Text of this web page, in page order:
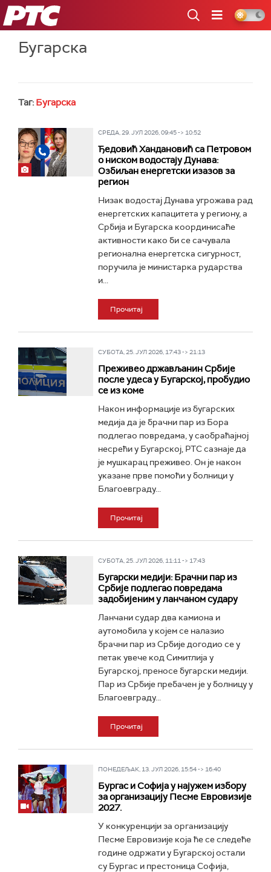
РТС
Бугарска
Таг: Бугарска
СРЕДА, 29. ЈУЛ 2026, 09:45 -> 10:52
Ђедовић Хандановић са Петровом
о ниском водостају Дунава:
Озбиљан енергетски изазов за
регион
Низак водостај Дунава угрожава рад
енергетских капацитета у региону, а
Србија и Бугарска координисаће
активности како би се сачувала
регионална енергетска сигурност,
поручила је министарка рударства
и...
Прочитај
СУБОТА, 25. ЈУЛ 2026, 17:43 -> 21:13
Преживео држављанин Србије
после удеса у Бугарској, пробудио
се из коме
Након информације из бугарских
медија да је брачни пар из Бора
подлегао повредама, у саобраћајној
несрећи у Бугарској, РТС сазнаје да
је мушкарац преживео. Он је након
указане прве помоћи у болници у
Благоевграду...
Прочитај
СУБОТА, 25. ЈУЛ 2026, 11:11 -> 17:43
Бугарски медији: Брачни пар из
Србије подлегао повредама
задобијеним у ланчаном судару
Ланчани судар два камиона и
аутомобила у којем се налазио
брачни пар из Србије догодио се у
петак увече код Симитлија у
Бугарској, преносе бугарски медији.
Пар из Србије пребачен је у болницу у
Благоевграду...
Прочитај
ПОНЕДЕЉАК, 13. ЈУЛ 2026, 15:54 -> 16:40
Бургас и Софија у најужем избору
за организацију Песме Евровизије
2027.
У конкуренцији за организацију
Песме Евровизије која ће се следеће
године одржати у Бугарској остали
су Бургас и престоница Софија,